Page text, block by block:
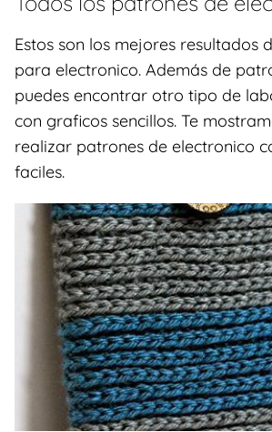
Estos son los mejores resultados
para electronico. Además de
puedes encontrar otro tipo de
con graficos sencillos. Te
realizar patrones de electronico
faciles.